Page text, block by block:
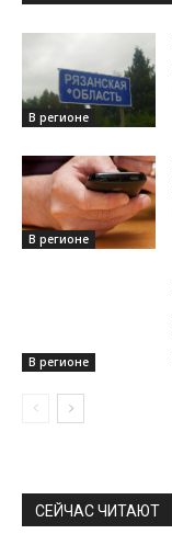
В регионе
В регионе
В регионе
СЕЙЧАС ЧИТАЮТ